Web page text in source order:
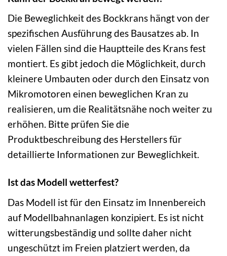
Die Beweglichkeit des Bockkrans hängt von der
spezifischen Ausführung des Bausatzes ab. In
vielen Fällen sind die Hauptteile des Krans fest
montiert. Es gibt jedoch die Möglichkeit, durch
kleinere Umbauten oder durch den Einsatz von
Mikromotoren einen beweglichen Kran zu
realisieren, um die Realitätsnähe noch weiter zu
erhöhen. Bitte prüfen Sie die
Produktbeschreibung des Herstellers für
detaillierte Informationen zur Beweglichkeit.
Ist das Modell wetterfest?
Das Modell ist für den Einsatz im Innenbereich
auf Modellbahnanlagen konzipiert. Es ist nicht
witterungsbeständig und sollte daher nicht
ungeschützt im Freien platziert werden, da